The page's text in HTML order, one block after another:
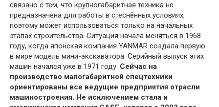
связано с тем, что крупногабаритная техника не
предназначена для работы в стеснённых условиях,
поэтому может использоваться только на начальных
этапах строительства. Ситуация начала меняться в 1968
году, когда японская компания YANMAR создала первую
в мире модель мини-экскаватора. Серийный выпуск этих
машин начался уже в 1971 году. Сейчас на
производство малогабаритной спецтехники
ориентированы все ведущие предприятия отрасли
машиностроения. Не исключением стала и